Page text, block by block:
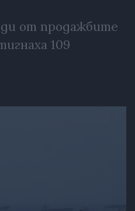
от продажбите
109